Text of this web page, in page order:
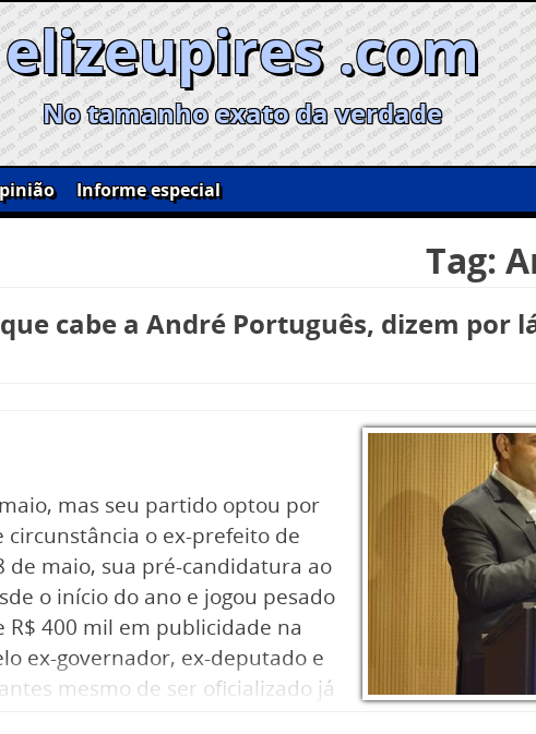
elizeupires .com
No tamanho exato da verdade
Informe especial
Tag:
cabe a André Português, dizem por
mas seu partido optou por
circunstância o ex-prefeito de
de maio, sua pré-candidatura ao
o início do ano e jogou pesado
R$ 400 mil em publicidade na
ex-governador, ex-deputado e
mesmo de ser oficializado já